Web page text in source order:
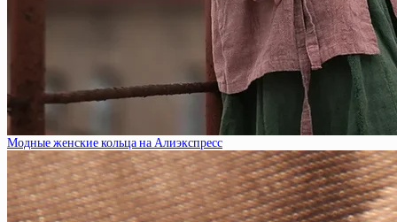
Модные женские кольца на Алиэкспресс